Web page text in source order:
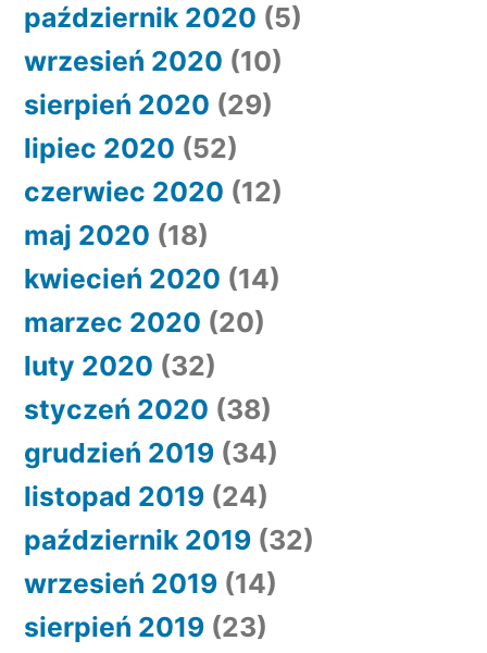
październik 2020 (5)
wrzesień 2020 (10)
sierpień 2020 (29)
lipiec 2020 (52)
czerwiec 2020 (12)
maj 2020 (18)
kwiecień 2020 (14)
marzec 2020 (20)
luty 2020 (32)
styczeń 2020 (38)
grudzień 2019 (34)
listopad 2019 (24)
październik 2019 (32)
wrzesień 2019 (14)
sierpień 2019 (23)